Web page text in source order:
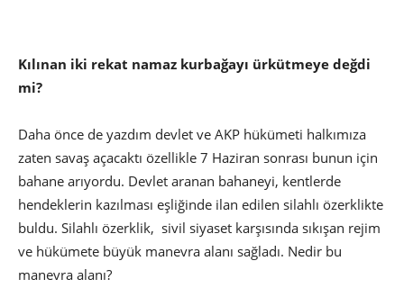
Kılınan iki rekat namaz kurbağayı ürkütmeye değdi
mi?
Daha önce de yazdım devlet ve AKP hükümeti halkımıza
zaten savaş açacaktı özellikle 7 Haziran sonrası bunun için
bahane arıyordu. Devlet aranan bahaneyi, kentlerde
hendeklerin kazılması eşliğinde ilan edilen silahlı özerklikte
buldu. Silahlı özerklik, sivil siyaset karşısında sıkışan rejim
ve hükümete büyük manevra alanı sağladı. Nedir bu
manevra alanı?